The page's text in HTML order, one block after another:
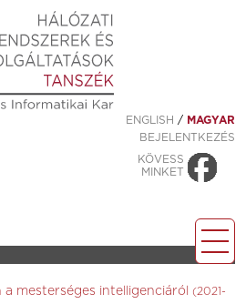
ENGLISH / MAGYAR
BEJELENTKEZÉS
KÖVESS
MINKET
mesterséges intelligenciáról
(2021-